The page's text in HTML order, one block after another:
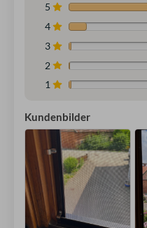
5
4
3
2
1
Kundenbilder